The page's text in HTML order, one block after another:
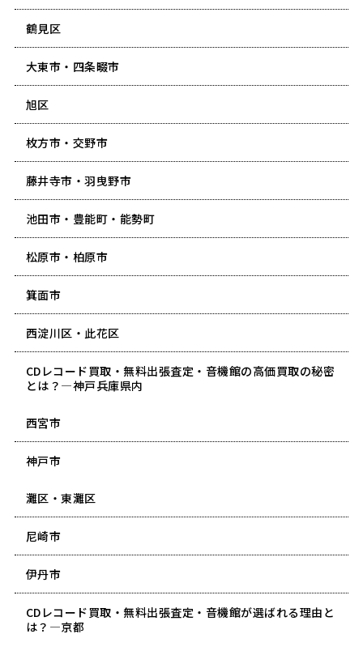
鶴見区
大東市・四条畷市
旭区
枚方市・交野市
藤井寺市・羽曳野市
池田市・豊能町・能勢町
松原市・柏原市
箕面市
西淀川区・此花区
CDレコード買取・無料出張査定・音機館の高価買取の秘密
とは？―神戸兵庫県内
西宮市
神戸市
灘区・東灘区
尼崎市
伊丹市
CDレコード買取・無料出張査定・音機館が選ばれる理由と
は？―京都